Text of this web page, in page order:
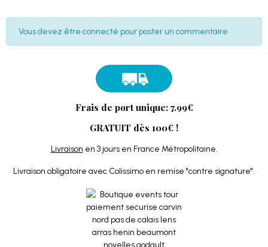
Vous devez être connecté pour poster un commentaire
Frais de port unique: 7.99€
GRATUIT dès 100€ !
Livraison en 3 jours en France Métropolitaine.
Livraison obligatoire avec Colissimo en remise "contre signature".